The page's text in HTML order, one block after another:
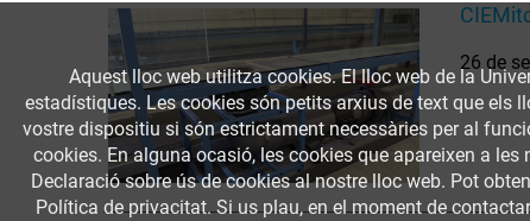
26 de
Aquest lloc web utilitza cookies. El lloc web de la
estadístiques. Les cookies són petits arxius de text que els
vostre dispositiu si són estrictament necessàries per al
cookies. En alguna ocasió, les cookies que apareixen a
Declaració sobre ús de cookies al nostre lloc web. Pot
Política de privacitat. Si us plau, en el moment de